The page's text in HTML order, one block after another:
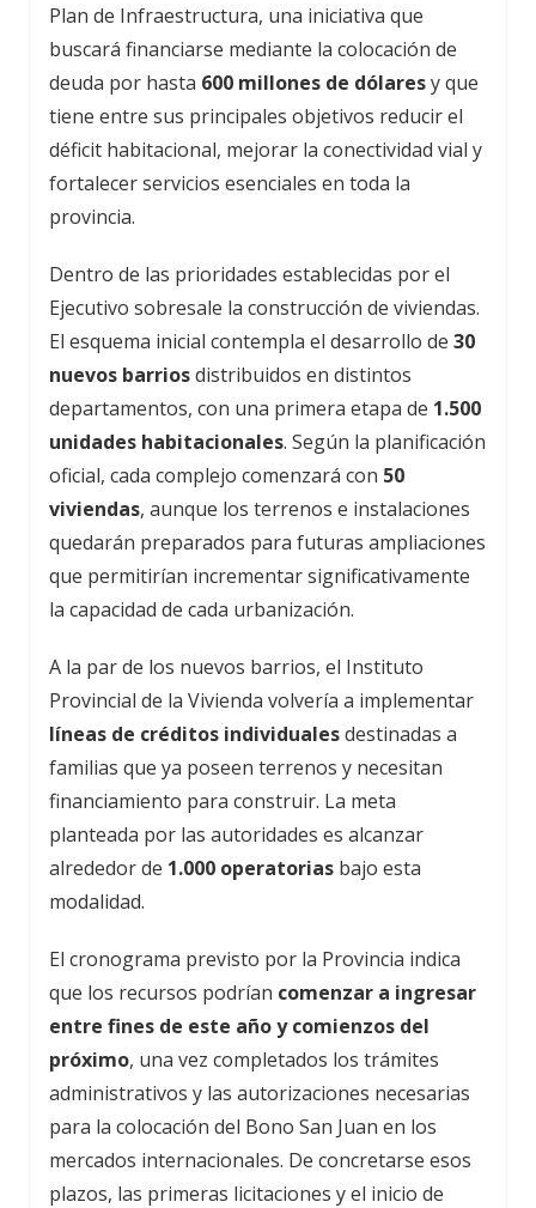
Plan de Infraestructura, una iniciativa que
buscará financiarse mediante la colocación de
deuda por hasta 600 millones de dólaresy que
tiene entre sus principales objetivos reducir el
déficit habitacional, mejorar la conectividad vial y
fortalecer servicios esenciales en toda la
provincia.
Dentro de las prioridades establecidas por el
Ejecutivo sobresale la construcción de viviendas.
El esquema inicial contempla el desarrollo de 30
nuevos barriosdistribuidos en distintos
departamentos, con una primera etapa de 1.500
unidades habitacionales. Según la planificación
oficial, cada complejo comenzará con 50
viviendas, aunque los terrenos e instalaciones
quedarán preparados para futuras ampliaciones
que permitirían incrementar significativamente
la capacidad de cada urbanización.
A la par de los nuevos barrios, el Instituto
Provincial de la Vivienda volvería a implementar
líneas de créditos individualesdestinadas a
familias que ya poseen terrenos y necesitan
financiamiento para construir. La meta
planteada por las autoridades es alcanzar
alrededor de 1.000 operatorias bajo esta
modalidad.
El cronograma previsto por la Provincia indica
que los recursos podrían comenzar a ingresar
entre fines de este año y comienzos del
próximo, una vez completados los trámites
administrativos y las autorizaciones necesarias
para la colocación del Bono San Juan en los
mercados internacionales. De concretarse esos
plazos, las primeras licitaciones y el inicio de